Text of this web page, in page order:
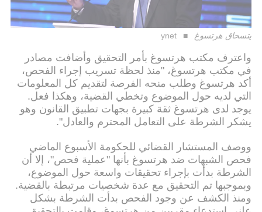
يتسحاق هرتسوغ ynet
واعترف مكتب هرتسوغ بأمر التحقيق وأضافت مصادر
في مكتب هرتسوغ، "منذ لحظة تسريب إجراء الفحص،
أكد هرتسوغ وطلب منحه الفرصة لتقديم كل المعلومات
التي لديه حول الموضوع وتخطي القضية، وهكذا فعل.
يوجد لدى هرتسوغ ثقة كبيرة بجهات تطبيق القانون وهو
يشكر الشرطة على التعامل المحترم والعادل".
ووصف المستشار القضائي للحكومة الأسبوع الماضي
فحص الشبهات ضد هرتسوغ بأنها "عملية فحص"، إلا أن
الشرطة بدأت بإجراء تحقيقات واسعة حول الموضوع،
وبموجبها تم التحقيق مع عدة شخصيات مرتبطة بالقضية.
ومنذ الكشف عن وجود الفحص بدأت الشرطة بشكل